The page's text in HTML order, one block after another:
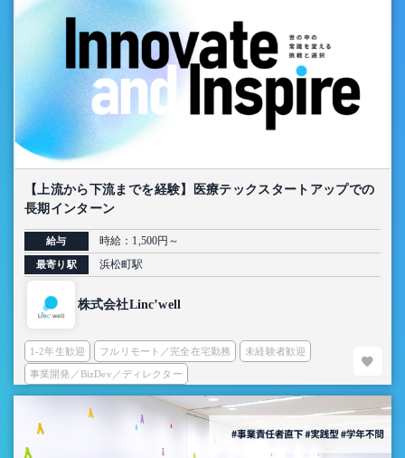
【上流から下流までを経験】医療テックスタートアップでの
長期インターン
給与 時給：1,500円～
最寄り駅 浜松町駅
株式会社Linc’well
1-2年生歓迎 フルリモート／完全在宅勤務 未経験者歓迎
事業開発／BizDev／ディレクター